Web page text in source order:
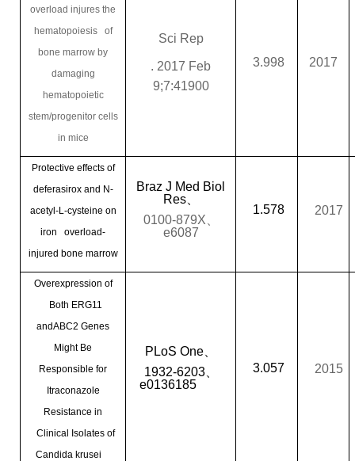
overload injures the
hematopoiesis of
bone marrow by
damaging
hematopoietic
stem/progenitor cells
in mice
Sci Rep
. 2017 Feb
9;7:41900
3.998 2017
Protective effects of
deferasirox and N-
acetyl-L-cysteine on
iron overload-
injured bone marrow
Braz J Med Biol
Res、
0100-879X
e6087
1.578 2017
Overexpression of
Both ERG11
andABC2 Genes
Might Be
Responsible for
Itraconazole
Resistance in
Clinical Isolates of
Candida krusei
PLoS One
1932-6203、
e0136185
3.057 2015